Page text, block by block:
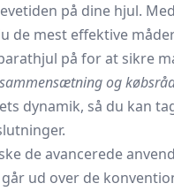
på dine hjul.
de mest effektive
på for at sikre
og
dynamik, så du kan
de avancerede
ud over de